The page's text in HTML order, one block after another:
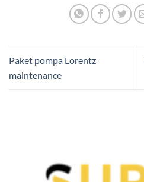
Paket pompa Lorentz
maintenance